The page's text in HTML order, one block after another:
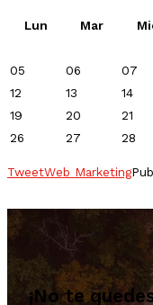
Lun Mar
05
06 07
12
13 14
19
20 21
26
27 28
TweetWeb Marketing
¡No te